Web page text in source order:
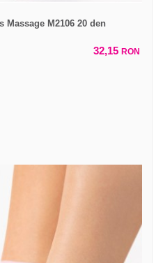
Massage M2106 20 den
32,15 RON